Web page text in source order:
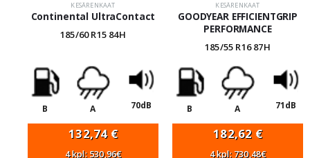
KESÄRENKAAT
Continental UltraContact
185/60 R15 84H
B A 70dB
132,74 €
4 kpl: 530,96€
KESÄRENKAAT
GOODYEAR EFFICIENTGRIP
PERFORMANCE
185/55 R16 87H
B A 71dB
182,62 €
4 kpl: 730,48€